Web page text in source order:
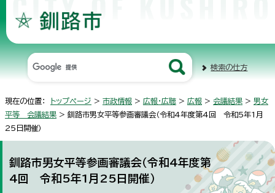
検索の仕方
現在の位置： トップページ > 市政情報 > 広報・広聴 > 広報 > 会議結果 > 男女
平等 会議結果 > 釧路市男女平等参画審議会（令和4年度第4回 令和5年1月
25日開催）
釧路市男女平等参画審議会（令和4年度第
4回 令和5年1月25日開催）